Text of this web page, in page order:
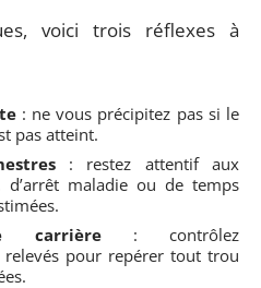
voici trois réflexes à
: ne vous précipitez pas si le
pas atteint.
: restez attentif aux
d’arrêt maladie ou de temps
carrière: contrôlez
relevés pour repérer tout trou